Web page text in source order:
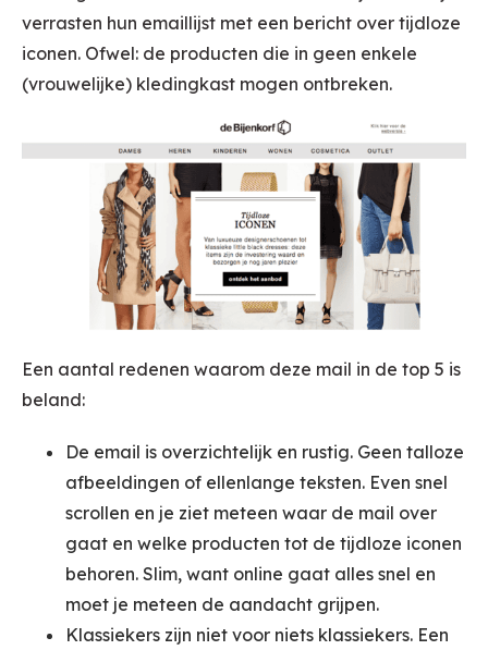
verrasten hun emaillijst met een bericht over tijdloze
iconen. Ofwel: de producten die in geen enkele
(vrouwelijke) kledingkast mogen ontbreken.
Een aantal redenen waarom deze mail in de top 5 is
beland:
De email is overzichtelijk en rustig. Geen talloze
afbeeldingen of ellenlange teksten. Even snel
scrollen en je ziet meteen waar de mail over
gaat en welke producten tot de tijdloze iconen
behoren. Slim, want online gaat alles snel en
moet je meteen de aandacht grijpen.
Klassiekers zijn niet voor niets klassiekers. Een